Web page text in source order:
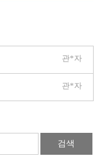
관*자
관*자
검색